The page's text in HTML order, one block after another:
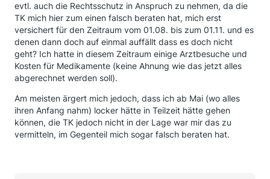
evtl. auch die Rechtsschutz in Anspruch zu nehmen, da die
TK mich hier zum einen falsch beraten hat, mich erst
versichert für den Zeitraum vom 01.08. bis zum 01.11. und es
denen dann doch auf einmal auffällt dass es doch nicht
geht? Ich hatte in diesem Zeitraum einige Arztbesuche und
Kosten für Medikamente (keine Ahnung wie das jetzt alles
abgerechnet werden soll).
Am meisten ärgert mich jedoch, dass ich ab Mai (wo alles
ihren Anfang nahm) locker hätte in Teilzeit hätte gehen
können, die TK jedoch nicht in der Lage war mir das zu
vermitteln, im Gegenteil mich sogar falsch beraten hat.